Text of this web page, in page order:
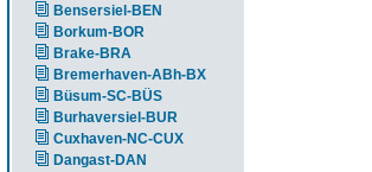
Bensersiel-BEN
Borkum-BOR
Brake-BRA
Bremerhaven-ABh-BX
Büsum-SC-BÜS
Burhaversiel-BUR
Cuxhaven-NC-CUX
Dangast-DAN